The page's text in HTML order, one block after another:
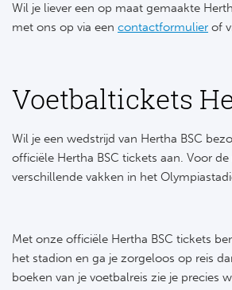
Wil je liever een op maat gemaakte
met ons op via een contactformulier of
Voetbaltickets
Wil je een wedstrijd van Hertha BSC
officiële Hertha BSC tickets aan. Voor
verschillende vakken in het
Met onze officiële Hertha BSC tickets
het stadion en ga je zorgeloos op reis
boeken van je voetbalreis zie je precies